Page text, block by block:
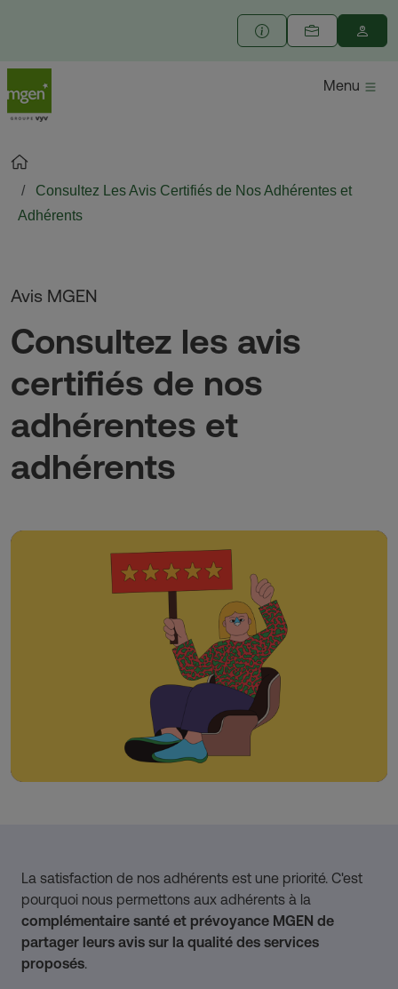
Menu
Consultez Les Avis Certifiés de Nos Adhérentes et
Adhérents
Avis MGEN
Consultez les avis
certifiés de nos
adhérentes et
adhérents
La satisfaction de nos adhérents est une priorité. C'est
pourquoi nous permettons aux adhérents à la
complémentaire santé et prévoyance MGEN de
partager leurs avis sur la qualité des services
proposés.